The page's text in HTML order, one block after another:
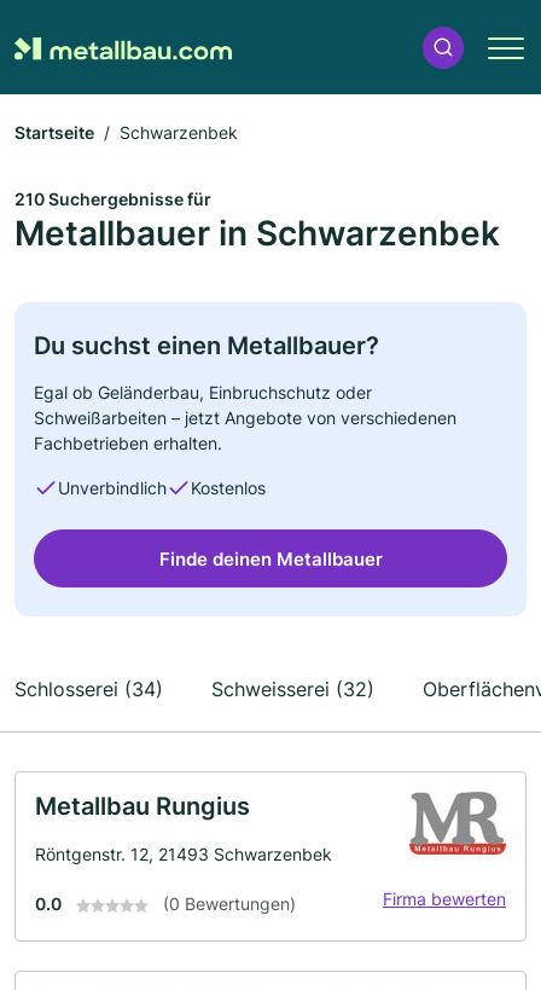
Startseite Schwarzenbek
210 Suchergebnisse für
Metallbauer in Schwarzenbek
Du suchst einen Metallbauer?
Egal ob Geländerbau, Einbruchschutz oder
Schweißarbeiten – jetzt Angebote von verschiedenen
Fachbetrieben erhalten.
Unverbindlich Kostenlos
Finde deinen Metallbauer
Schlosserei (34) Schweisserei (32)
Metallbau Rungius
Röntgenstr. 12, 21493 Schwarzenbek
0.0 (0 Bewertungen) Firma bewerten